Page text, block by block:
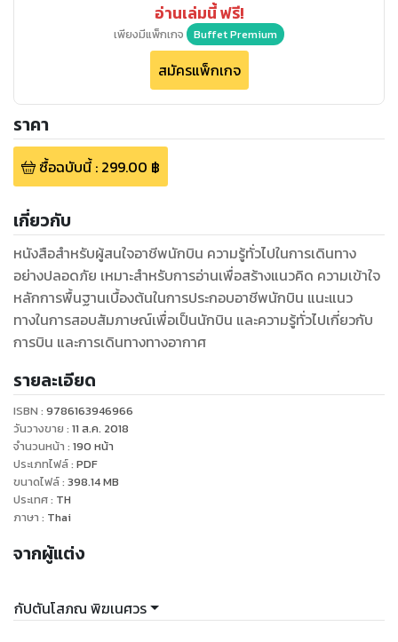
อ่านเล่มนี้ ฟรี!
เพียงมีแพ็กเกจ Buffet Premium
สมัครแพ็กเกจ
ราคา
ซื้อฉบับนี้: 299.00 ฿
เกี่ยวกับ
หนังสือสำหรับผู้สนใจอาชีพนักบิน ความรู้ทั่วไปในการเดินทาง
อย่างปลอดภัย เหมาะสำหรับการอ่านเพื่อสร้างแนวคิด ความเข้าใจ
หลักการพื้นฐานเบื้องต้นในการประกอบอาชีพนักบิน แนะแนว
ทางในการสอบสัมภาษณ์เพื่อเป็นนักบิน และความรู้ทั่วไปเกี่ยวกับ
การบิน และการเดินทางทางอากาศ
รายละเอียด
ISBN : 9786163946966
วันวางขาย : 11 ส.ค. 2018
จำนวนหน้า : 190 หน้า
ประเภทไฟล์: PDF
ขนาดไฟล์: 398.14MB
ประเทศ: TH
ภาษา : Thai
จากผู้แต่ง
กัปตันโสภณ พิฆเนศวร